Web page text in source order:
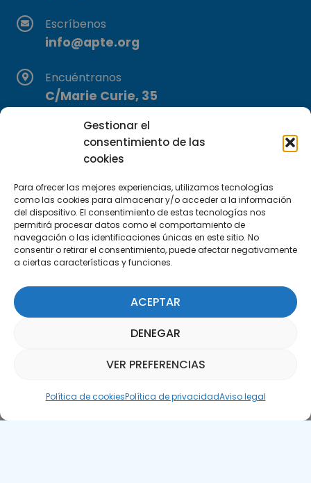
Gestionar el
consentimiento de las
cookies
Para ofrecer las mejores experiencias, utilizamos tecnologías
como las cookies para almacenar y/o acceder a la información
del dispositivo. El consentimiento de estas tecnologías nos
permitirá procesar datos como el comportamiento de
navegación o las identificaciones únicas en este sitio. No
consentir o retirar el consentimiento, puede afectar negativamente
a ciertas características y funciones.
ACEPTAR
DENEGAR
VER PREFERENCIAS
Política de cookiesPolítica de privacidadAviso legal
Escríbenos
info@apte.org
Encuéntranos
C/Marie Curie, 35
Suscríbete a nuestra Newsletter
SUSCRÍBETE AQUÍ